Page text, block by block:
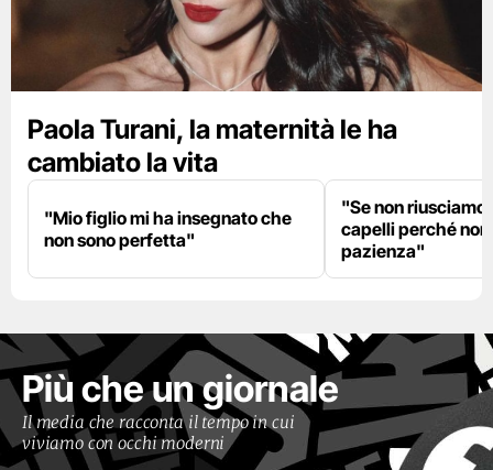
Paola Turani, la maternità le ha
cambiato la vita
"Mio figlio mi ha insegnato che
non sono perfetta"
"Se non riusciamo
capelli perché
pazienza"
Più che un giornale
Il media che racconta il tempo in cui
viviamo con occhi moderni